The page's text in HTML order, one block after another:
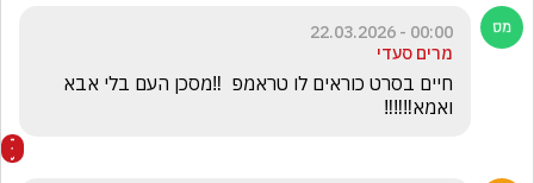
00:00 - 22.03.2026
מרים סעדי
ואמא‼️‼️‼️